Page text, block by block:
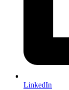
LinkedIn